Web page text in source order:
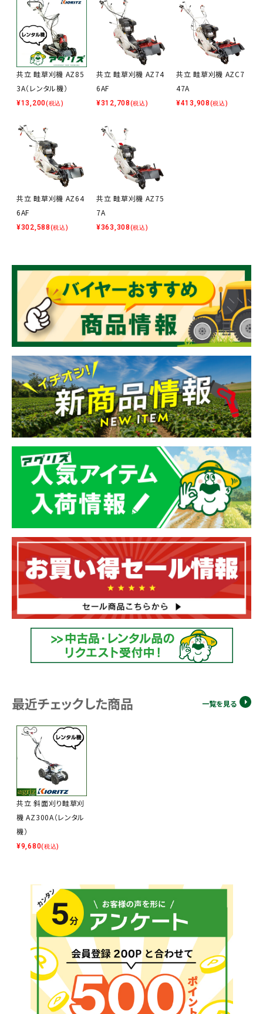
共立 畦草刈機 AZ85
3A（レンタル機）
¥13,200(税込)
共立 畦草刈機 AZ74
6AF
¥312,708(税込)
共立 畦草刈機 AZC7
47A
¥413,908(税込)
共立 畦草刈機 AZ64
6AF
¥302,588(税込)
共立 畦草刈機 AZ75
7A
¥363,308(税込)
最近チェックした商品 一覧を見る
共立 斜面刈り畦草刈
機 AZ300A（レンタル
機）
¥9,680(税込)